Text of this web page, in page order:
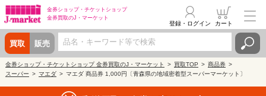
金券ショップ・ チケットショップ
金券買取のJ・マーケット
買取 販売
登録・ログイン カート
金券ショップ・チケットショップ 金券買取のJ・マーケット 買取TOP
商品券
スーパー
マエダ マエダ 商品券 1,000円〔青森県の地域密着型スーパーマーケット〕